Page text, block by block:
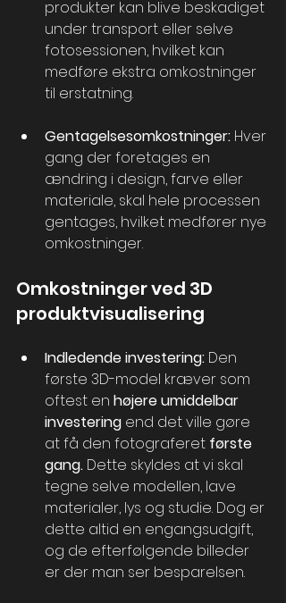
produkter kan blive beskadiget
under transport eller selve
fotosessionen, hvilket kan
medføre ekstra omkostninger
til erstatning.
Gentagelsesomkostninger: Hver
gang der foretages en
ændring i design, farve eller
materiale, skal hele processen
gentages, hvilket medfører nye
omkostninger.
Omkostninger ved 3D
produktvisualisering
Indledende investering: Den
første 3D-model kræver som
oftest en højere umiddelbar
investering end det ville gøre
at få den fotograferet første
gang. Dette skyldes at vi skal
tegne selve modellen, lave
materialer, lys og studie. Dog er
dette altid en engangsudgift,
og de efterfølgende billeder
er der man ser besparelsen.